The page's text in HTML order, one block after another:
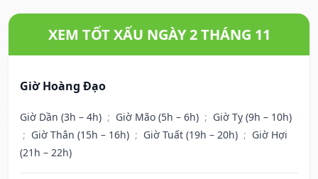
XEM TỐT XẤU NGÀY 2 THÁNG 11
Giờ Hoàng Đạo
Giờ Dần (3h – 4h) ; Giờ Mão (5h – 6h) ; Giờ Tỵ (9h – 10h)
; Giờ Thân (15h – 16h) ; Giờ Tuất (19h – 20h) ; Giờ Hợi
(21h – 22h)